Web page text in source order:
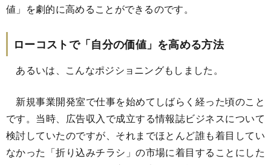
値」を劇的に高めることができるのです。
ローコストで「自分の価値」を高める方法
あるいは、こんなポジショニングもしました。
新規事業開発室で仕事を始めてしばらく経った頃のこと
です。当時、広告収入で成立する情報誌ビジネスについて
検討していたのですが、それまでほとんど誰も着目してい
なかった「折り込みチラシ」の市場に着目することにした